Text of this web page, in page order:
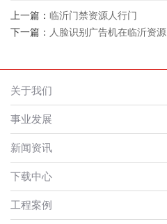
上一篇： 临沂门禁资源人行门
下一篇： 人脸识别广告机在临沂资源
关于我们
事业发展
新闻资讯
下载中心
工程案例